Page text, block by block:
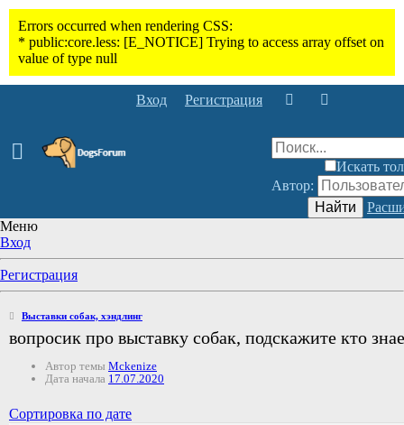
Вход Регистрация
Искать
Автор:
Найти
Меню
Вход
Регистрация
Выставки собак, хэндлинг
вопросик про выставку собак, подскажите кто
Автор темы Mckenize
Дата начала 17.07.2020
Сортировка по дате